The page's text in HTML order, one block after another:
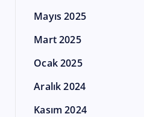
Mayıs 2025
Mart 2025
Ocak 2025
Aralık 2024
Kasım 2024